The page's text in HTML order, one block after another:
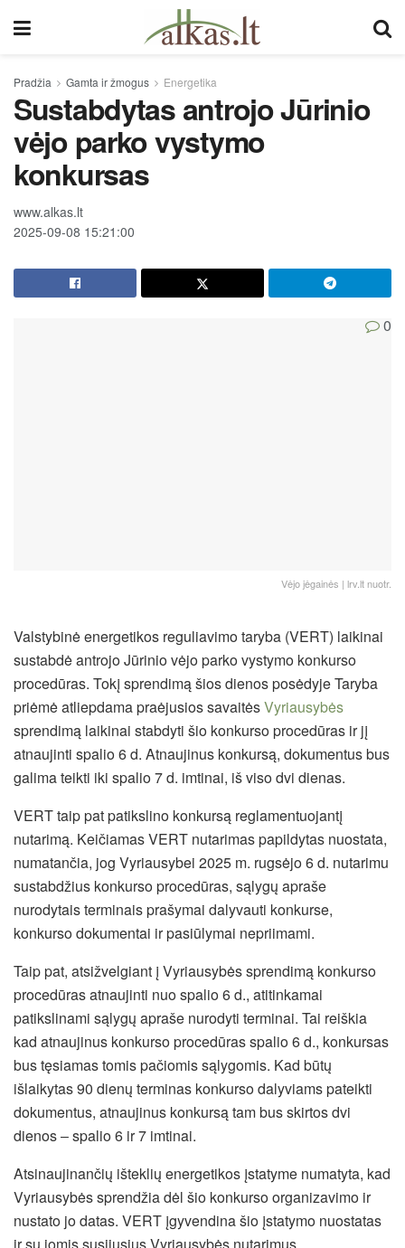
Pradžia Gamta ir žmogus Energetika
Sustabdytas antrojo Jūrinio
vėjo parko vystymo
konkursas
www.alkas.lt
2025-09-08 15:21:00
0
Vėjo jėgainės | lrv.lt nuotr.
Valstybinė energetikos reguliavimo taryba (VERT) laikinai
sustabdė antrojo Jūrinio vėjo parko vystymo konkurso
procedūras. Tokį sprendimą šios dienos posėdyje Taryba
priėmė atliepdama praėjusios savaitėsVyriausybės
sprendimą laikinai stabdyti šio konkurso procedūras ir jį
atnaujinti spalio 6 d. Atnaujinus konkursą, dokumentus bus
galima teikti iki spalio 7 d. imtinai, iš viso dvi dienas.
VERT taip pat patikslino konkursą reglamentuojantį
nutarimą. Keičiamas VERT nutarimas papildytas nuostata,
numatančia, jog Vyriausybei 2025 m. rugsėjo 6 d. nutarimu
sustabdžius konkurso procedūras, sąlygų apraše
nurodytais terminais prašymai dalyvauti konkurse,
konkurso dokumentai ir pasiūlymai nepriimami.
Taip pat, atsižvelgiant į Vyriausybės sprendimą konkurso
procedūras atnaujinti nuo spalio 6 d., atitinkamai
patikslinami sąlygų apraše nurodyti terminai. Tai reiškia
kad atnaujinus konkurso procedūras spalio 6 d., konkursas
bus tęsiamas tomis pačiomis sąlygomis. Kad būtų
išlaikytas 90 dienų terminas konkurso dalyviams pateikti
dokumentus, atnaujinus konkursą tam bus skirtos dvi
dienos ‒ spalio 6 ir 7 imtinai.
Atsinaujinančių išteklių energetikos įstatyme numatyta, kad
Vyriausybės sprendžia dėl šio konkurso organizavimo ir
nustato jo datas. VERT įgyvendina šio įstatymo nuostatas
ir su jomis susijusius Vyriausybės nutarimus.